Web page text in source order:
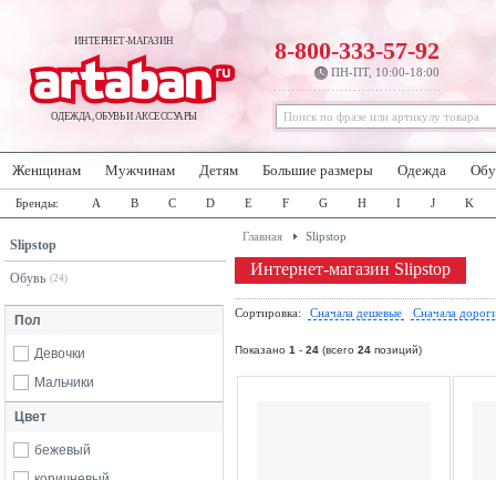
ИНТЕРНЕТ-МАГАЗИН
ОДЕЖДА, ОБУВЬ И АКСЕССУАРЫ
8-800-333-57-92
ПН-ПТ, 10:00-18:00
Женщинам Мужчинам Детям Большие размеры Одежда
Бренды: A B C D E F G H I J K
Slipstop
Обувь (24)
Пол
Девочки
Мальчики
Цвет
бежевый
Главная Slipstop
Интернет-магазин Slipstop
Сортировка: Сначала дешевые Сначала
Показано 1 - 24 (всего 24 позиций)